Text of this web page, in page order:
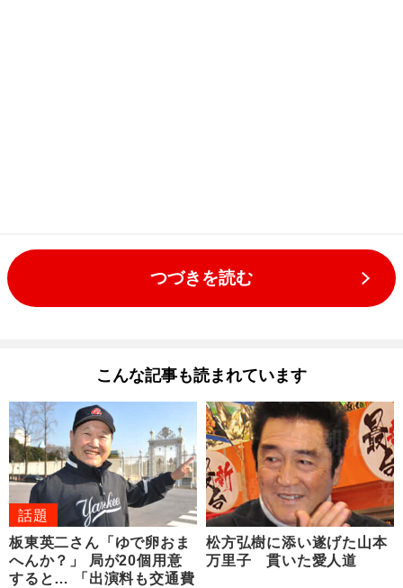
つづきを読む
こんな記事も読まれています
話題
板東英二さん「ゆで卵おま
へんか？」 局が20個用意
すると… 「出演料も交通費
松方弘樹に添い遂げた山本
万里子 貫いた愛人道